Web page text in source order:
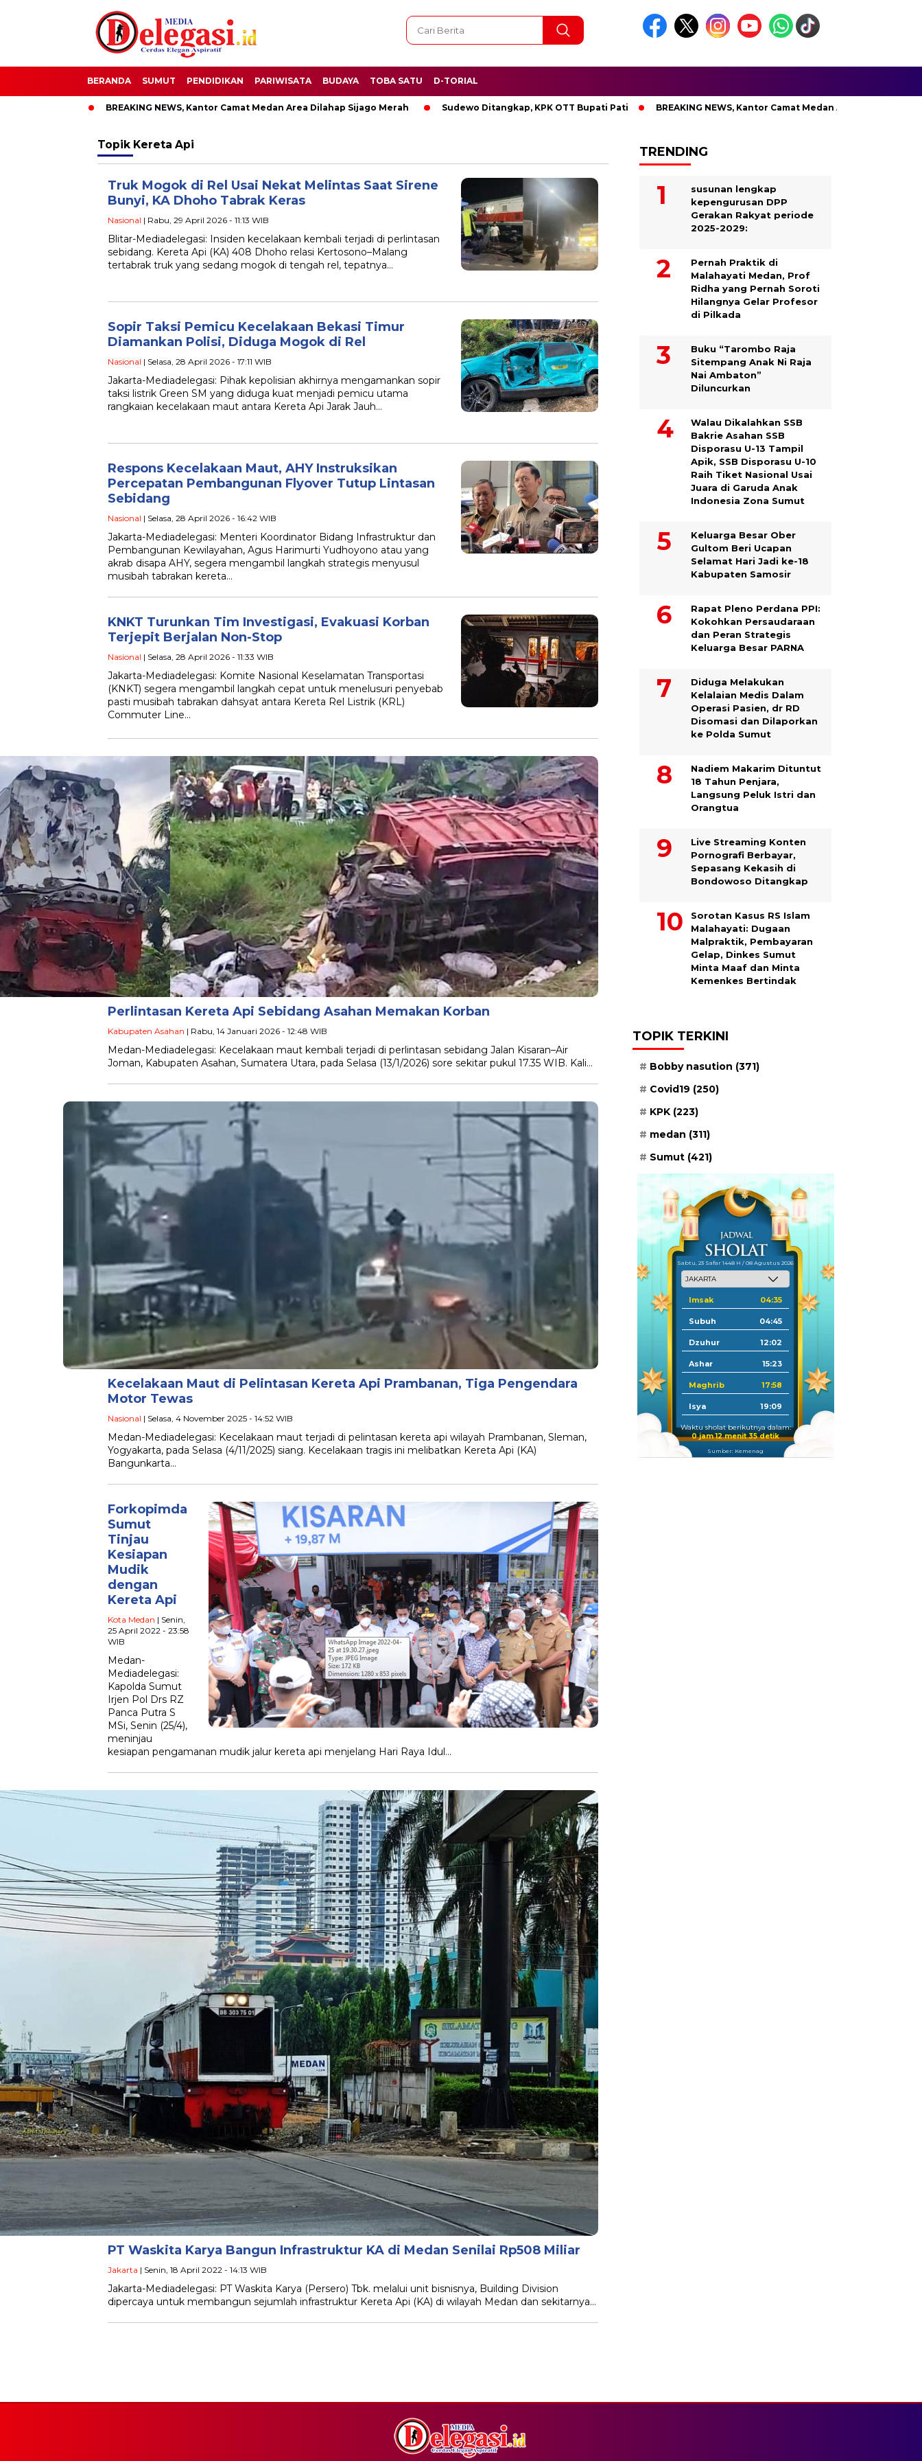
BERANDA SUMUT PENDIDIKAN PARIWISATA BUDAYA TOBA SATU D-TORIAL
BREAKING NEWS, Kantor Camat Medan Area Dilahap Sijago Merah Sudewo Ditangkap, KPK OTT Bupati Pati BREAKING NEWS, Kantor Camat Medan Area Dilahap Sijago Merah
Topik Kereta Api
Truk Mogok di Rel Usai Nekat Melintas Saat Sirene
Bunyi, KA Dhoho Tabrak Keras
Nasional | Rabu, 29 April 2026 - 11:13 WIB
Blitar-Mediadelegasi: Insiden kecelakaan kembali terjadi di perlintasan
sebidang. Kereta Api (KA) 408 Dhoho relasi Kertosono–Malang
tertabrak truk yang sedang mogok di tengah rel, tepatnya…
Sopir Taksi Pemicu Kecelakaan Bekasi Timur
Diamankan Polisi, Diduga Mogok di Rel
Nasional | Selasa, 28 April 2026 - 17:11 WIB
Jakarta-Mediadelegasi: Pihak kepolisian akhirnya mengamankan sopir
taksi listrik Green SM yang diduga kuat menjadi pemicu utama
rangkaian kecelakaan maut antara Kereta Api Jarak Jauh…
Respons Kecelakaan Maut, AHY Instruksikan
Percepatan Pembangunan Flyover Tutup Lintasan
Sebidang
Nasional | Selasa, 28 April 2026 - 16:42 WIB
Jakarta-Mediadelegasi: Menteri Koordinator Bidang Infrastruktur dan
Pembangunan Kewilayahan, Agus Harimurti Yudhoyono atau yang
akrab disapa AHY, segera mengambil langkah strategis menyusul
musibah tabrakan kereta…
KNKT Turunkan Tim Investigasi, Evakuasi Korban
Terjepit Berjalan Non-Stop
Nasional | Selasa, 28 April 2026 - 11:33 WIB
Jakarta-Mediadelegasi: Komite Nasional Keselamatan Transportasi
(KNKT) segera mengambil langkah cepat untuk menelusuri penyebab
pasti musibah tabrakan dahsyat antara Kereta Rel Listrik (KRL)
Commuter Line…
Perlintasan Kereta Api Sebidang Asahan Memakan Korban
Kabupaten Asahan | Rabu, 14 Januari 2026 - 12:48 WIB
Medan-Mediadelegasi: Kecelakaan maut kembali terjadi di perlintasan sebidang Jalan Kisaran–Air
Joman, Kabupaten Asahan, Sumatera Utara, pada Selasa (13/1/2026) sore sekitar pukul 17.35 WIB. Kali…
Kecelakaan Maut di Pelintasan Kereta Api Prambanan, Tiga Pengendara
Motor Tewas
Nasional | Selasa, 4 November 2025 - 14:52 WIB
Medan-Mediadelegasi: Kecelakaan maut terjadi di pelintasan kereta api wilayah Prambanan, Sleman,
Yogyakarta, pada Selasa (4/11/2025) siang. Kecelakaan tragis ini melibatkan Kereta Api (KA)
Bangunkarta…
Forkopimda
Sumut
Tinjau
Kesiapan
Mudik
dengan
Kereta Api
Kota Medan | Senin,
25 April 2022 - 23:58
WIB
Medan-
Mediadelegasi:
Kapolda Sumut
Irjen Pol Drs RZ
Panca Putra S
MSi, Senin (25/4),
meninjau
kesiapan pengamanan mudik jalur kereta api menjelang Hari Raya Idul…
PT Waskita Karya Bangun Infrastruktur KA di Medan Senilai Rp508 Miliar
Jakarta | Senin, 18 April 2022 - 14:13 WIB
Jakarta-Mediadelegasi: PT Waskita Karya (Persero) Tbk. melalui unit bisnisnya, Building Division
dipercaya untuk membangun sejumlah infrastruktur Kereta Api (KA) di wilayah Medan dan sekitarnya…
TRENDING
susunan lengkap
kepengurusan DPP
Gerakan Rakyat periode
2025-2029:
Pernah Praktik di
Malahayati Medan, Prof
Ridha yang Pernah Soroti
Hilangnya Gelar Profesor
di Pilkada
Buku “Tarombo Raja
Sitempang Anak Ni Raja
Nai Ambaton”
Diluncurkan
Walau Dikalahkan SSB
Bakrie Asahan SSB
Disporasu U-13 Tampil
Apik, SSB Disporasu U-10
Raih Tiket Nasional Usai
Juara di Garuda Anak
Indonesia Zona Sumut
Keluarga Besar Ober
Gultom Beri Ucapan
Selamat Hari Jadi ke-18
Kabupaten Samosir
Rapat Pleno Perdana PPI:
Kokohkan Persaudaraan
dan Peran Strategis
Keluarga Besar PARNA
Diduga Melakukan
Kelalaian Medis Dalam
Operasi Pasien, dr RD
Disomasi dan Dilaporkan
ke Polda Sumut
​Nadiem Makarim Dituntut
18 Tahun Penjara,
Langsung Peluk Istri dan
Orangtua
Live Streaming Konten
Pornografi Berbayar,
Sepasang Kekasih di
Bondowoso Ditangkap
Sorotan Kasus RS Islam
Malahayati: Dugaan
Malpraktik, Pembayaran
Gelap, Dinkes Sumut
Minta Maaf dan Minta
Kemenkes Bertindak
TOPIK TERKINI
Bobby nasution (371)
Covid19 (250)
KPK (223)
medan (311)
Sumut (421)
Sabtu, 23 Safar 1448 H / 08 Agustus 2026
Imsak 04:35
Subuh 04:45
Dzuhur 12:02
Ashar 15:23
Maghrib 17:58
Isya 19:09
Waktu sholat berikutnya dalam:
0 jam 12 menit 34 detik
Sumber: Kemenag